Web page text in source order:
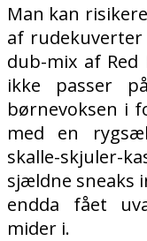
Man kan
af rudekuverter
dub-mix af Red
ikke passer
børnevoksen i
med en
skalle-
sjældne sneaks
endda fået
mider i.